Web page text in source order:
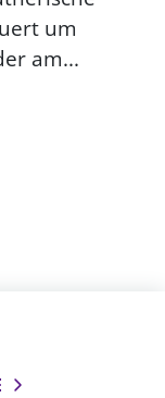
um
am...